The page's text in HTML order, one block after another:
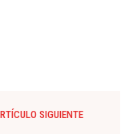
SIGUIENTE